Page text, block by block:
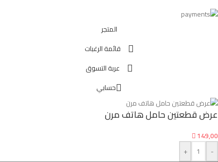
المتجر
قائمة الرغبات
عربة التسوق
حسابي
عرض قطعتين حامل هاتف مرن
149,00
-
+